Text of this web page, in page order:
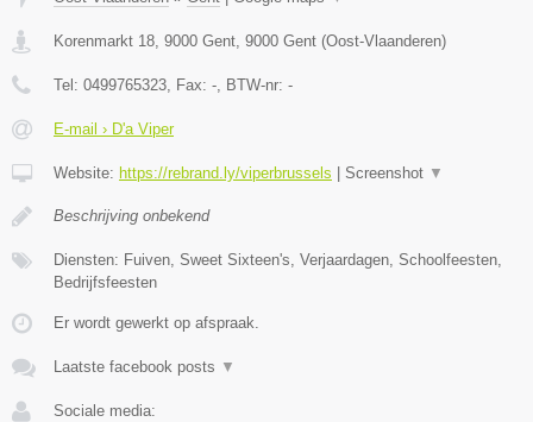
Korenmarkt 18, 9000 Gent, 9000 Gent (Oost-Vlaanderen)
Tel: 0499765323, Fax: -, BTW-nr: -
E-mail › D'a Viper
Website: https://rebrand.ly/viperbrussels Screenshot ▼
Beschrijving onbekend
Diensten: Fuiven, Sweet Sixteen's, Verjaardagen, Schoolfeesten,
Bedrijfsfeesten
Er wordt gewerkt op afspraak.
Laatste facebook posts ▼
Sociale media: